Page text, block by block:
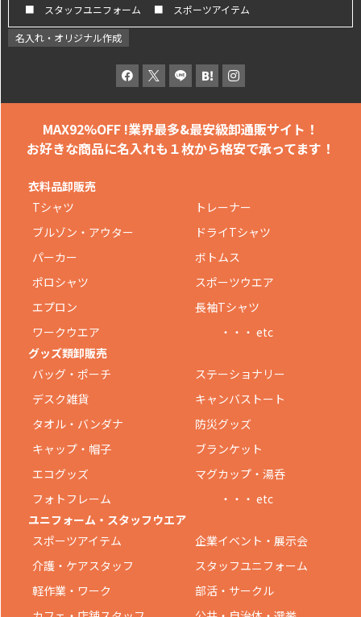
■ スタッフユニフォーム
■ スポーツアイテム
名入れ・オリジナル作成
MAX92%OFF !業界最多&最安級卸通販サイト！
お好きな商品に名入れも １枚から格安で承ってます！
衣料品卸販売
Tシャツ
トレーナー
ブルゾン・アウター
ドライTシャツ
パーカー
ボトムス
ポロシャツ
スポーツウエア
エプロン
長袖Tシャツ
ワークウエア
・・・ etc
グッズ類卸販売
バッグ・ポーチ
ステーショナリー
デスク雑貨
キャンバストート
タオル・バンダナ
防災グッズ
キャップ・帽子
ブランケット
エコグッズ
マグカップ・湯呑
フォトフレーム
・・・ etc
ユニフォーム・スタッフウエア
スポーツアイテム
企業イベント・展示会
介護・ケアスタッフ
スタッフユニフォーム
軽作業・ワーク
部活・サークル